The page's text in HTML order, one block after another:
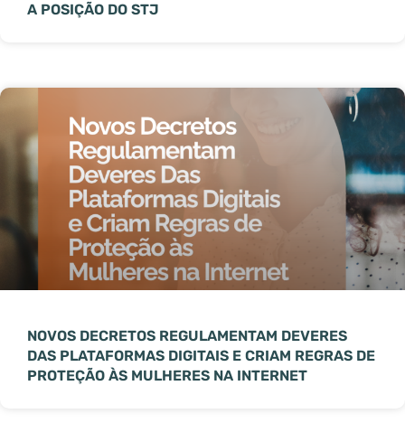
A POSIÇÃO DO STJ
NOVOS DECRETOS REGULAMENTAM DEVERES
DAS PLATAFORMAS DIGITAIS E CRIAM REGRAS DE
PROTEÇÃO ÀS MULHERES NA INTERNET